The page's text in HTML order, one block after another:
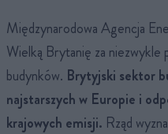
Międzynarodowa Agencja
Wielką Brytanię za niezwykle
budynków. Brytyjski sektor
najstarszych w Europie i
krajowych emisji. Rząd